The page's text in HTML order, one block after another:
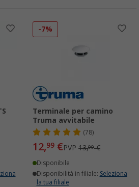
-7%
Terminale per camino
Truma avvitabile
(78)
12,99 €PVP 13,99€
Disponibile
Disponibilità in filiale: Seleziona
la tua filiale